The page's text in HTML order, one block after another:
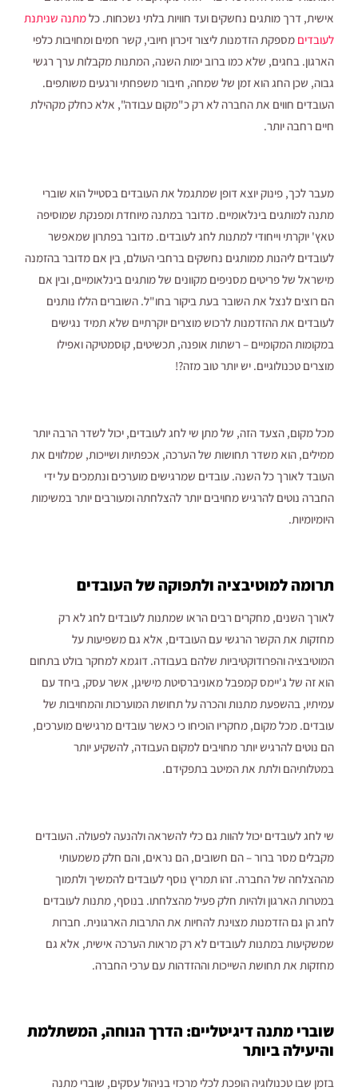
אישית, דרך מותגים נחשקים ועד חוויות בלתי נשכחות. כלמתנה שניתנת
לעובדים מספקת הזדמנות ליצור זיכרון חיובי, קשר חמים ומחויבות כלפי
הארגון. בחגים, שלא כמו ברוב ימות השנה, המתנות מקבלות ערך רגשי
גבוה, שכן החג הוא זמן של שמחה, חיבור משפחתי ורגעים משותפים.
העובדים חווים את החברה לא רק כ"מקום עבודה", אלא כחלק מקהילת
חיים רחבה יותר.
מעבר לכך, פינוק יוצא דופן שמתגמל את העובדים בסטייל הוא שוברי
מתנה למותגים בינלאומיים. מדובר במתנה מיוחדת ומפנקת שמוסיפה
טאץ' יוקרתי וייחודי למתנות לחג לעובדים. מדובר בפתרון שמאפשר
לעובדים ליהנות ממותגים נחשקים ברחבי העולם, בין אם מדובר בהזמנה
מישראל של פריטים מסניפים מקוונים של מותגים בינלאומיים, ובין אם
הם רוצים לנצל את השובר בעת ביקור בחו"ל. השוברים הללו נותנים
לעובדים את ההזדמנות לרכוש מוצרים יוקרתיים שלא תמיד נגישים
במקומות המקומיים – רשתות אופנה, תכשיטים, קוסמטיקה ואפילו
מוצרים טכנולוגיים. יש יותר טוב מזה?!
מכל מקום, הצעד הזה, של מתן שי לחג לעובדים, יכול לשדר הרבה יותר
ממילים, הוא משדר תחושות של הערכה, אכפתיות ושייכות, שמלווים את
העובד לאורך כל השנה. עובדים שמרגישים מוערכים ונתמכים על ידי
החברה נוטים להרגיש מחויבים יותר להצלחתה ומעורבים יותר במשימות
היומיומיות.
תרומה למוטיבציה ולתפוקה של העובדים
לאורך השנים, מחקרים רבים הראו שמתנות לעובדים לחג לא רק
מחזקות את הקשר הרגשי עם העובדים, אלא גם משפיעות על
המוטיבציה והפרודוקטיביות שלהם בעבודה. דוגמא למחקר בולט בתחום
הוא זה של ג'יימס קמפבל מאוניברסיטת מישיגן, אשר עסק, ביחד עם
עמיתיו, בהשפעת מתנות והכרה על תחושת המוערכות והמחויבות של
עובדים. מכל מקום, מחקריו הוכיחו כי כאשר עובדים מרגישים מוערכים,
הם נוטים להרגיש יותר מחויבים למקום העבודה, להשקיע יותר
במטלותיהם ולתת את המיטב בתפקידם.
שי לחג לעובדים יכול להוות גם כלי להשראה ולהנעה לפעולה. העובדים
מקבלים מסר ברור – הם חשובים, הם נראים, והם חלק משמעותי
מההצלחה של החברה. זהו תמריץ נוסף לעובדים להמשיך ולתמוך
במטרות הארגון ולהיות חלק פעיל מהצלחתו. בנוסף, מתנות לעובדים
לחג הן גם הזדמנות מצוינת להחיות את התרבות הארגונית. חברות
שמשקיעות במתנות לעובדים לא רק מראות הערכה אישית, אלא גם
מחזקות את תחושת השייכות וההזדהות עם ערכי החברה.
שוברי מתנה דיגיטליים: הדרך הנוחה, המשתלמת
והיעילה ביותר
בזמן שבו טכנולוגיה הופכת לכלי מרכזי בניהול עסקים, שוברי מתנה